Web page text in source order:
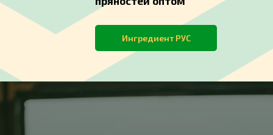
Ингредиент РУС